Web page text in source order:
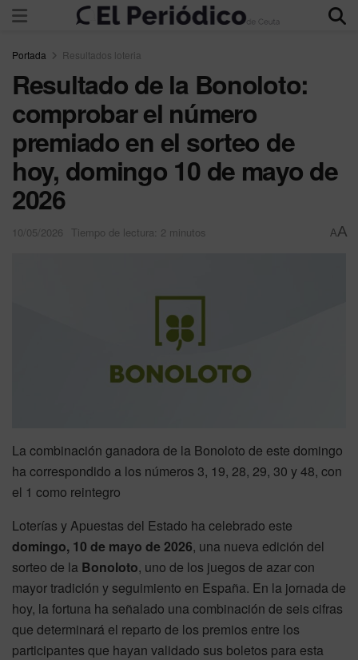
Portada Resultados loteria
Resultado de la Bonoloto:
comprobar el número
premiado en el sorteo de
hoy, domingo 10 de mayo de
2026
10/05/2026 Tiempo de lectura: 2 minutos AA
La combinación ganadora de la Bonoloto de este domingo
ha correspondido a los números 3, 19, 28, 29, 30 y 48, con
el 1 como reintegro
Loterías y Apuestas del Estado ha celebrado este
domingo, 10 de mayo de 2026, una nueva edición del
sorteo de la Bonoloto, uno de los juegos de azar con
mayor tradición y seguimiento en España. En la jornada de
hoy, la fortuna ha señalado una combinación de seis cifras
que determinará el reparto de los premios entre los
participantes que hayan validado sus boletos para esta